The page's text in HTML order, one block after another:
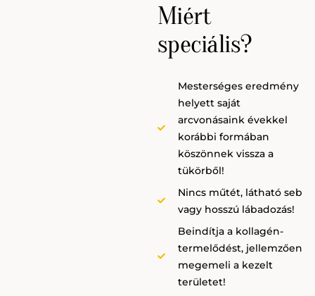
Miért
speciális?
Mesterséges eredmény
helyett saját
arcvonásaink évekkel
korábbi formában
köszönnek vissza a
tükörből!
Nincs műtét, látható seb
vagy hosszú lábadozás!
Beindítja a kollagén-
termelődést, jellemzően
megemeli a kezelt
területet!